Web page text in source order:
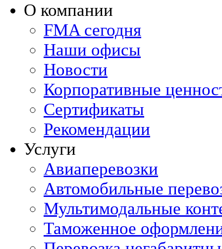
О компании
FMA сегодня
Наши офисы
Новости
Корпоративные
Сертификаты
Рекомендации
Услуги
Авиаперевозки
Автомобильные
Мультимодальные
Таможенное